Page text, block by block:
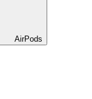
AirPods